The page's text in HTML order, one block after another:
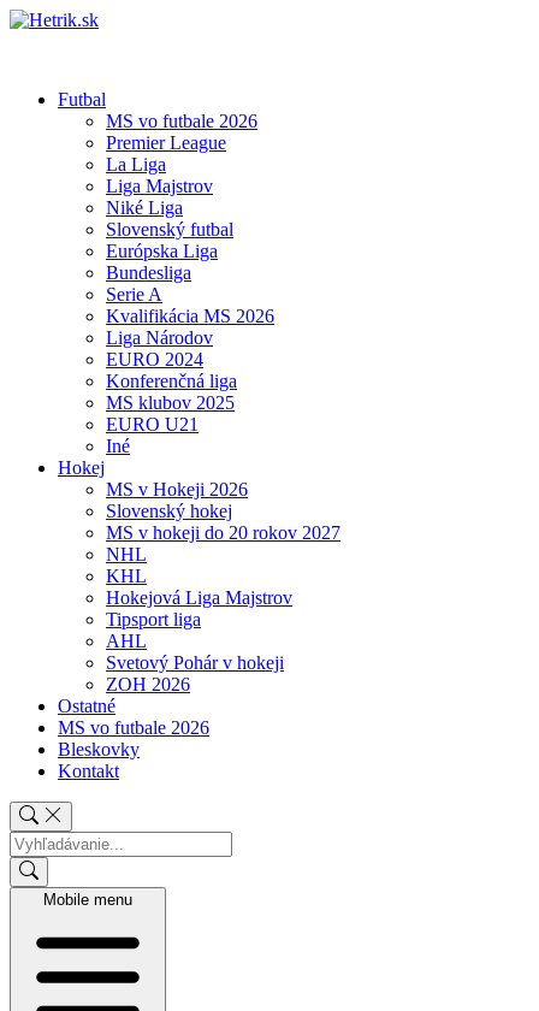
Futbal
MS vo futbale 2026
Premier League
La Liga
Liga Majstrov
Niké Liga
Slovenský futbal
Európska Liga
Bundesliga
Serie A
Kvalifikácia MS 2026
Liga Národov
EURO 2024
Konferenčná liga
MS klubov 2025
EURO U21
Iné
Hokej
MS v Hokeji 2026
Slovenský hokej
MS v hokeji do 20 rokov 2027
NHL
KHL
Hokejová Liga Majstrov
Tipsport liga
AHL
Svetový Pohár v hokeji
ZOH 2026
Ostatné
MS vo futbale 2026
Bleskovky
Kontakt
Mobile menu